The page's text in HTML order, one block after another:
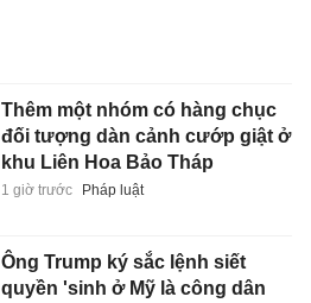
Thêm một nhóm có hàng chục
đối tượng dàn cảnh cướp giật ở
khu Liên Hoa Bảo Tháp
1 giờ trước Pháp luật
Ông Trump ký sắc lệnh siết
quyền 'sinh ở Mỹ là công dân